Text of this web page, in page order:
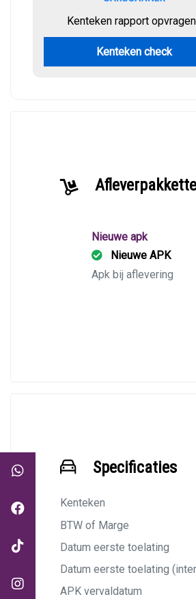
Kenteken rapport
Kenteken check
Nieuwe apk
Nieuwe APK
Apk bij aflevering
Specificaties
Kenteken
BTW of Marge
Datum eerste toelating
Datum eerste toelating
APK vervaldatum